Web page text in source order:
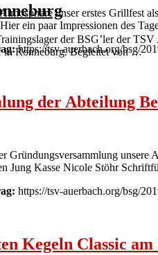
der BSG’ler der
in Ronneburg. Begleitet von …
unser erstes Grillfest
ein paar Impressionen des
https://tsv-auerbach.org/bsg/
der Abteilung
Gründungsversammlung
Jung Kasse Nicole Stöhr
https://tsv-auerbach.org/bsg/
Kegeln Classic